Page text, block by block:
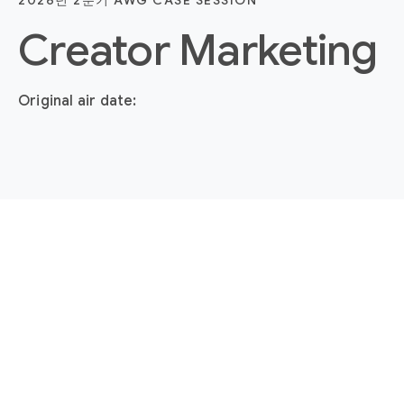
Creator Marketing
Original air date: